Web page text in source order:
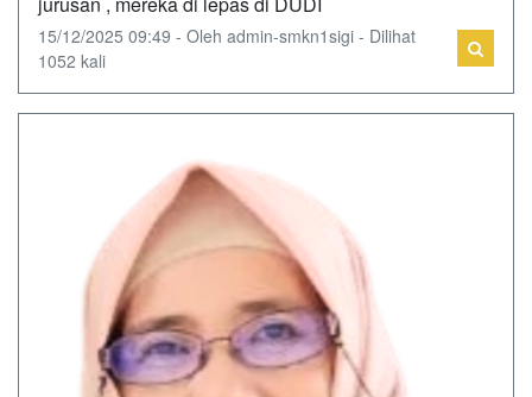
15/12/2025 09:49 - Oleh admin-smkn1sigi - Dilihat
1052 kali